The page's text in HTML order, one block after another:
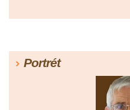
Portrét